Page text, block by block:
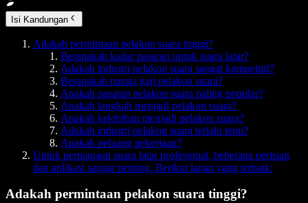
Isi Kandungan
Adakah permintaan pelakon suara tinggi?
Berapakah kadar pasaran untuk suara latar?
Adakah industri pelakon suara sangat kompetitif?
Berapakah purata gaji pelakon suara?
Apakah pasaran pelakon suara paling popular?
Apakah langkah menjadi pelakon suara?
Apakah kelebihan menjadi pelakon suara?
Adakah industri pelakon suara terlalu tepu?
Apakah peluang pekerjaan?
Untuk perniagaan suara latar profesional, beberapa perisian
dan aplikasi sangat penting. Berikut lapan yang terbaik:
Adakah permintaan pelakon suara tinggi?